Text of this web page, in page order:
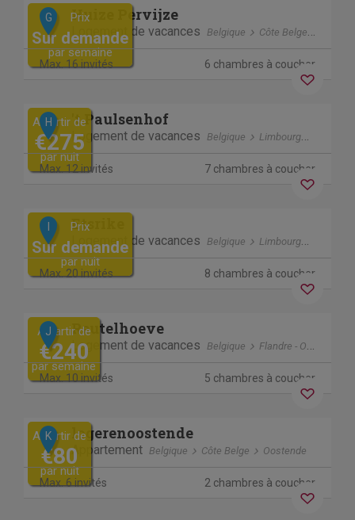
Previous
Prix
Sur demande
par semaine
G Huize Pervijze
Logement de vacances Belgique Côte Belge
Max. 16 invités 6 chambres à coucher
Previous
A partir de
€275
par nuit
H 't Paulsenhof
Logement de vacances Belgique Limbourg
Max. 12 invités 7 chambres à coucher
Previous
Prix
Sur demande
par nuit
Etsrike
Logement de vacances Belgique Limbourg
Max. 20 invités 8 chambres à coucher
Previous
A partir de
€240
par semaine
J Reutelhoeve
Logement de vacances Belgique Flandre - Occidentale
Max. 10 invités 5 chambres à coucher
Previous
A partir de
€80
par nuit
K logerenoostende
Appartement Belgique Côte Belge Oostende
Max. 6 invités 2 chambres à coucher